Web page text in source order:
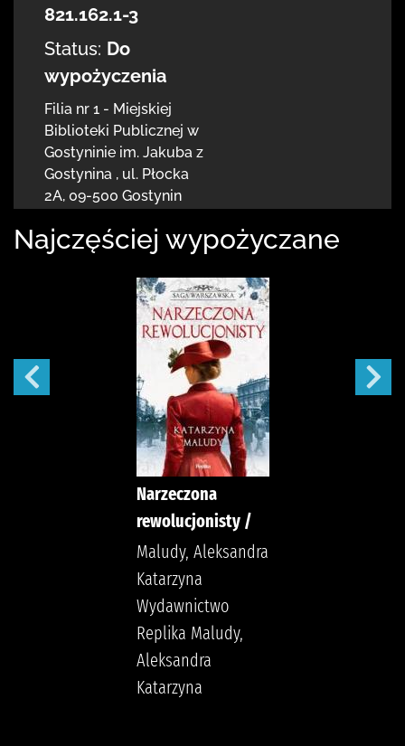
821.162.1-3
Status: Do
wypożyczenia
Filia nr 1 - Miejskiej
Biblioteki Publicznej w
Gostyninie im. Jakuba z
Gostynina , ul. Płocka
2A, 09-500 Gostynin
Najczęściej wypożyczane
Narzeczona
rewolucjonisty /
Maludy, Aleksandra
Katarzyna
Wydawnictwo
Replika Maludy,
Aleksandra
Katarzyna